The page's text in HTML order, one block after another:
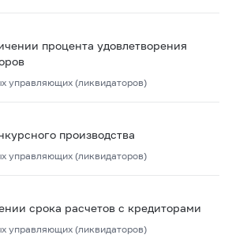
процента удовлетворения
управляющих (ликвидаторов)
производства
управляющих (ликвидаторов)
срока расчетов с кредиторами
управляющих (ликвидаторов)